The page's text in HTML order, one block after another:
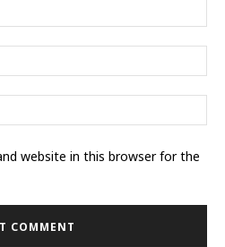
website in this browser for the